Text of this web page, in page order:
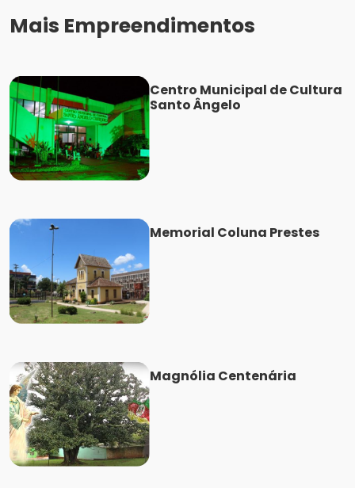
Mais Empreendimentos
Centro Municipal de Cultura
Santo Ângelo
Memorial Coluna Prestes
Magnólia Centenária